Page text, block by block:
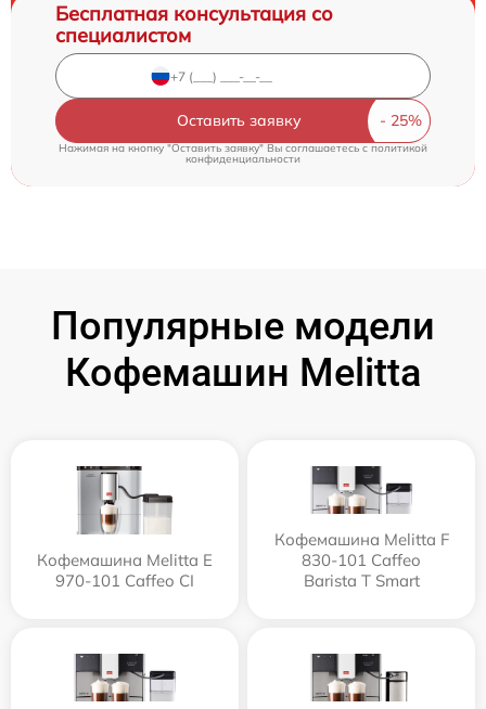
Бесплатная консультация со
специалистом
Оставить заявку
Нажимая на кнопку "Оставить заявку" Вы соглашаетесь cполитикой
конфиденциальности
Популярные модели
Кофемашин Melitta
Кофемашина Melitta Е
970-101 Caffeo CI
Кофемашина Melitta F
830-101 Caffeo
Barista T Smart